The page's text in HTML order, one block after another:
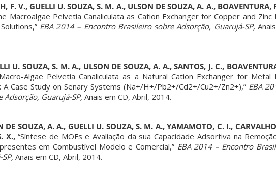
F. V., GUELLI U. SOUZA, S. M. A., ULSON DE SOUZA, A. A., BOAVENTURA,
Macroalgae Pelvetia Canaliculata as Cation Exchanger for Copper and Zinc
EBA 2014 – Encontro Brasileiro sobre Adsorção, Guarujá-SP,
U. SOUZA, S. M. A., ULSON DE SOUZA, A. A., SANTOS, J. C.,
Algae Pelvetia Canaliculata as a Natural Cation Exchanger for Metal
A Case Study on Senary Systems (Na+/H+/Pb2+/Cd2+/Cu2+/Zn2+),” EBA
Guarujá-SP, Anais em CD, Abril, 2014.
DE SOUZA, A. A., GUELLI U. SOUZA, S. M. A., YAMAMOTO, C. I.,
X.,“Síntese de MOFs e Avaliação da sua Capacidade Adsortiva na
em Combustível Modelo e Comercial,”EBA 2014 – Encontro
Anais em CD, Abril, 2014.